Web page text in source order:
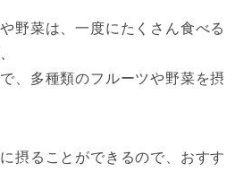
野菜は、一度にたくさん食べる
、多種類のフルーツや野菜を摂
摂ることができるので、おすす